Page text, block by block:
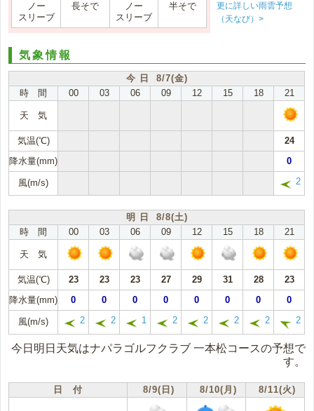
ノー
スリーブ
長そで
ノー
スリーブ
半そで
更に詳しい雨雲予想
（天なび）>
気象情報
今 日 8/7(金)
時 間
00 03 06 09 12 15 18 21
天 気
気温(℃)
24
降水量(mm)
0
風(m/s) 2
明 日 8/8(土)
時 間
00 03 06 09 12 15 18 21
天 気
気温(℃) 23 23 23 27 29 31 28
23
降水量(mm)
0 0 0 0 0 0 0 0
風(m/s) 2 2 1 2 2 2 2 2
今日明日天気はナパラゴルフクラブ 一本松コースの予想で
す。
日 付 8/9(日) 8/10(月) 8/11(火)